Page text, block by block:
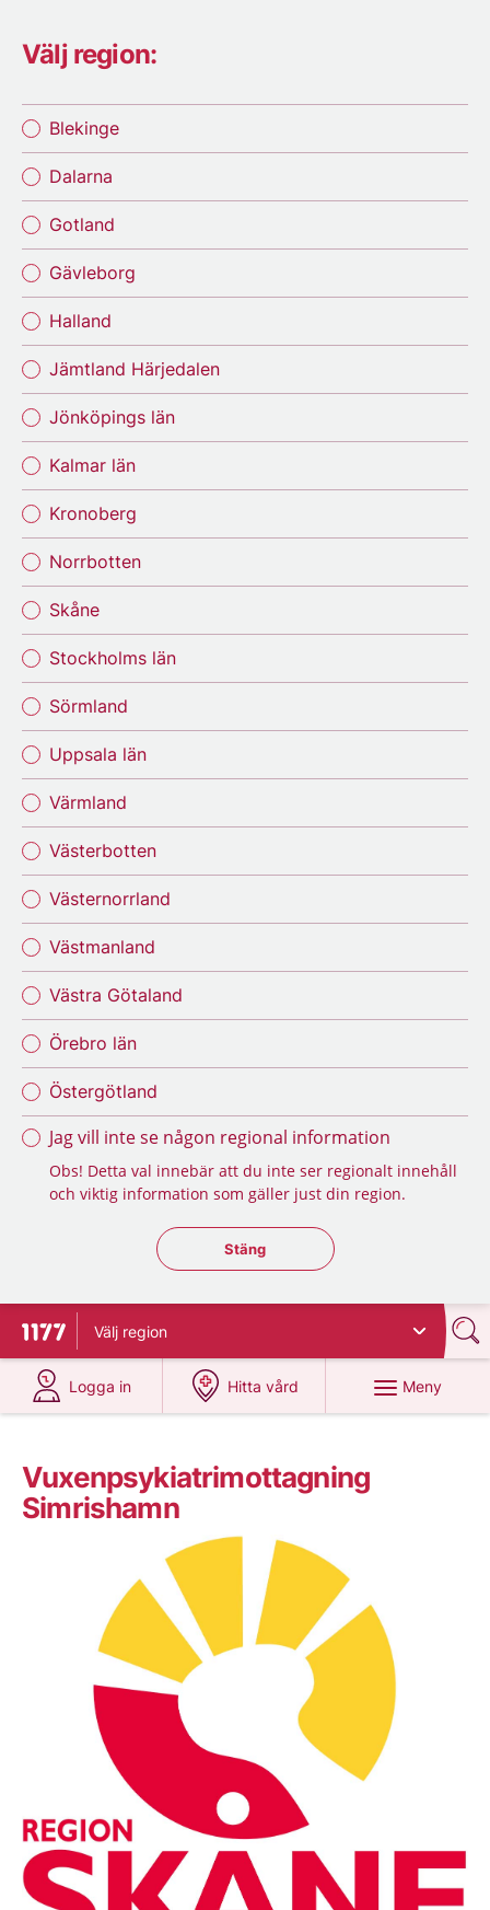
Välj region:
Blekinge
Dalarna
Gotland
Gävleborg
Halland
Jämtland Härjedalen
Jönköpings län
Kalmar län
Kronoberg
Norrbotten
Skåne
Stockholms län
Sörmland
Uppsala län
Värmland
Västerbotten
Västernorrland
Västmanland
Västra Götaland
Örebro län
Östergötland
Jag vill inte se någon regional information
Obs! Detta val innebär att du inte ser regionalt innehåll
och viktig information som gäller just din region.
Stäng regionsväljaren
Stäng
Till startsidan för 1177
Välj region
Logga in
på 1177.se
Hitta vård
på 1177.se
Meny
Vuxenpsykiatrimottagning
Simrishamn